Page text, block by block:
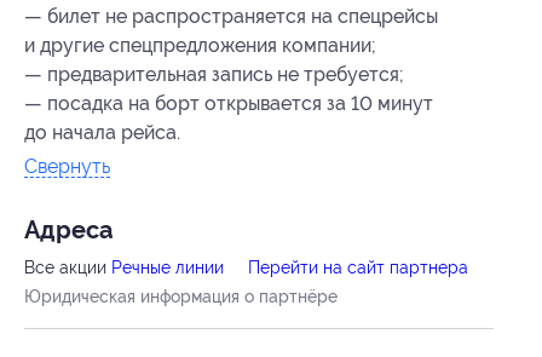
— билет не распространяется на спецрейсы
и другие спецпредложения компании;
— предварительная запись не требуется;
— посадка на борт открывается за 10 минут
до начала рейса.
Свернуть
Адресa
Все акции Речные линии
Перейти на сайт партнера
Юридическая информация о партнёре